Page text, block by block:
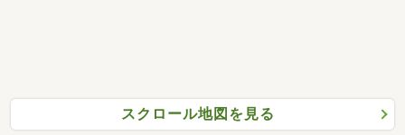
スクロール地図を見る